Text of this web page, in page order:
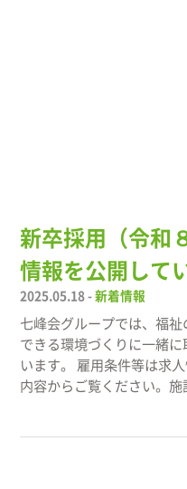
新卒採用（令和
情報を公開して
2025.05.18 -新着情報
七峰会グループでは、福
できる環境づくりに一緒
います。 雇用条件等は求
内容からご覧ください。